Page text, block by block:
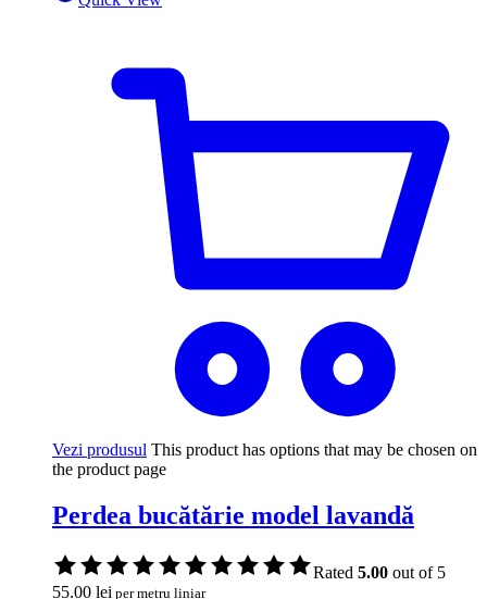
Vezi produsul This product has options that may be chosen on
the product page
Perdea bucătărie model lavandă
Rated 5.00 out of 5
55.00 lei per metru liniar